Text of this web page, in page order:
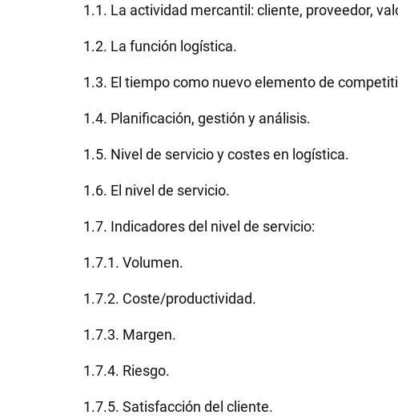
1.1. La actividad mercantil: cliente, proveedor,
1.2. La función logística.
1.3. El tiempo como nuevo elemento de
1.4. Planificación, gestión y análisis.
1.5. Nivel de servicio y costes en logística.
1.6. El nivel de servicio.
1.7. Indicadores del nivel de servicio:
1.7.1. Volumen.
1.7.2. Coste/productividad.
1.7.3. Margen.
1.7.4. Riesgo.
1.7.5. Satisfacción del cliente.